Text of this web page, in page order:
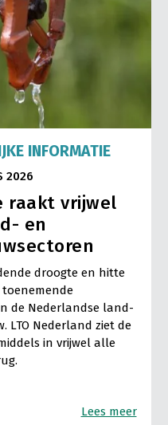
INFORMATIE
2026
raakt vrijwel
en
droogte en hitte
de Nederlandse land-
LTO Nederland ziet de
in vrijwel alle
Lees meer